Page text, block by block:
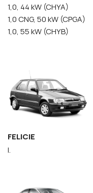
1,0, 44 kW (CHYA)
1,0 CNG, 50 kW (CPGA)
1,0, 55 kW (CHYB)
FELICIE
I.